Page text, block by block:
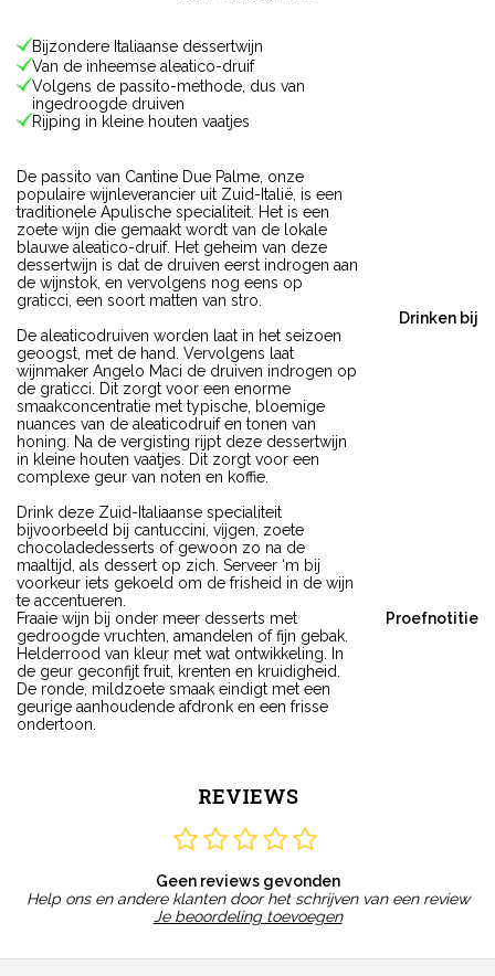
Bijzondere Italiaanse dessertwijn
Van de inheemse aleatico-druif
Volgens de passito-methode, dus van
ingedroogde druiven
Rijping in kleine houten vaatjes
De passito van Cantine Due Palme, onze
populaire wijnleverancier uit Zuid-Italië, is een
traditionele Apulische specialiteit. Het is een
zoete wijn die gemaakt wordt van de lokale
blauwe aleatico-druif. Het geheim van deze
dessertwijn is dat de druiven eerst indrogen aan
de wijnstok, en vervolgens nog eens op
graticci, een soort matten van stro.
De aleaticodruiven worden laat in het seizoen
geoogst, met de hand. Vervolgens laat
wijnmaker Angelo Maci de druiven indrogen op
de graticci. Dit zorgt voor een enorme
smaakconcentratie met typische, bloemige
nuances van de aleaticodruif en tonen van
honing. Na de vergisting rijpt deze dessertwijn
in kleine houten vaatjes. Dit zorgt voor een
complexe geur van noten en koffie.
Drink deze Zuid-Italiaanse specialiteit
bijvoorbeeld bij cantuccini, vijgen, zoete
chocoladedesserts of gewoon zo na de
maaltijd, als dessert op zich. Serveer ‘m bij
voorkeur iets gekoeld om de frisheid in de wijn
te accentueren.
Drinken bij
Fraaie wijn bij onder meer desserts met
gedroogde vruchten, amandelen of fijn gebak.
Proefnotitie
Helderrood van kleur met wat ontwikkeling. In
de geur geconfijt fruit, krenten en kruidigheid.
De ronde, mildzoete smaak eindigt met een
geurige aanhoudende afdronk en een frisse
ondertoon.
REVIEWS
Geen reviews gevonden
Help ons en andere klanten door het schrijven van een review
Je beoordeling toevoegen